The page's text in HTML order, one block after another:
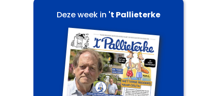
Deze week in 't Pallieterke